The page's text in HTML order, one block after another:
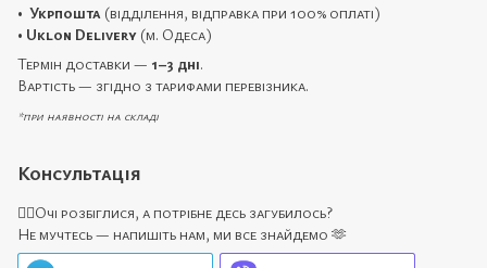
• Укрпошта (відділення, відправка при 100% оплаті)
• Uklon Delivery (м. Одеса)
Термін доставки — 1–3 дні.
Вартість — згідно з тарифами перевізника.
*при наявності на складі
Консультація
🙋‍♀️Очі розбіглися, а потрібне десь загубилось?
Не мучтесь — напишіть нам, ми все знайдемо 🫶